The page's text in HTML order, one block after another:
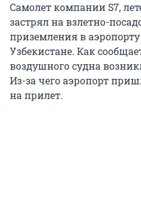
Самолет компании S7,
застрял на взлетно-
приземления в
Узбекистане. Как
воздушного судна
Из-за чего аэропорт
на прилет.